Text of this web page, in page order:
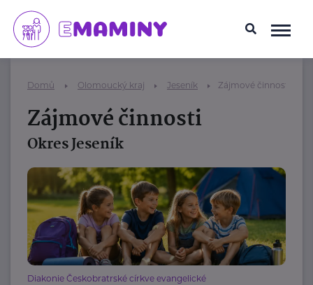
Domů Olomoucký kraj Jeseník Zájmové činnosti
Zájmové činnosti
Okres Jeseník
Diakonie Českobratrské církve evangelické